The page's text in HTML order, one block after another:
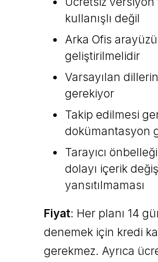
kullanışlı değil
Arka Ofis arayüzü
geliştirilmelidir
Varsayılan
gerekiyor
Takip edilmesi
dokümantasyon
Tarayıcı
dolayı içerik
yansıtılmaması
Fiyat: Her planı 14
denemek için kredi
gerekmez. Ayrıca